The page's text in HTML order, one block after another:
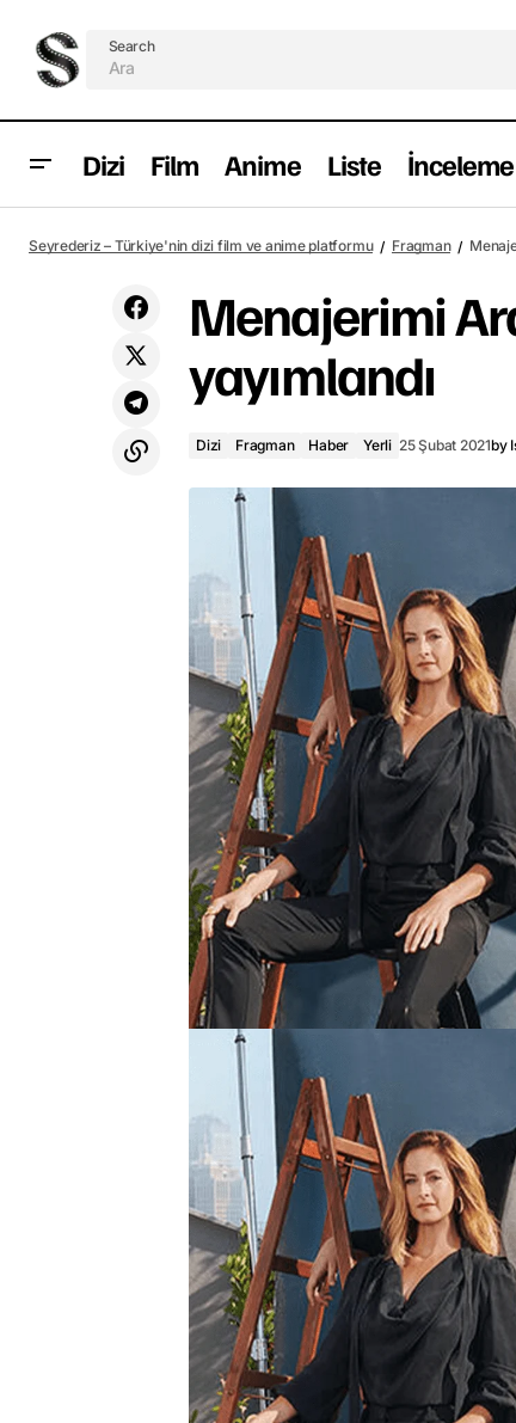
Search
Dizi Film Anime Liste İnceleme
Army of the Dead fragmanı yayımlandı Dizi
Seyrederiz – Türkiye'nin dizi film ve anime platformu Fragman
Menajerimi
yayımlandı
Dizi Fragman Haber Yerli 25 Şubat 2021by